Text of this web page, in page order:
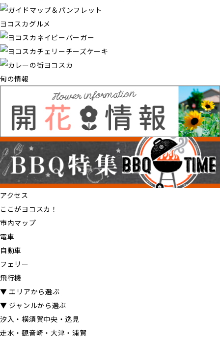
ヨコスカグルメ
旬の情報
アクセス
ここがヨコスカ！
市内マップ
電車
自動車
フェリー
飛行機
▼ エリアから選ぶ
▼ ジャンルから選ぶ
汐入・横須賀中央・逸見
走水・観音崎・大津・浦賀